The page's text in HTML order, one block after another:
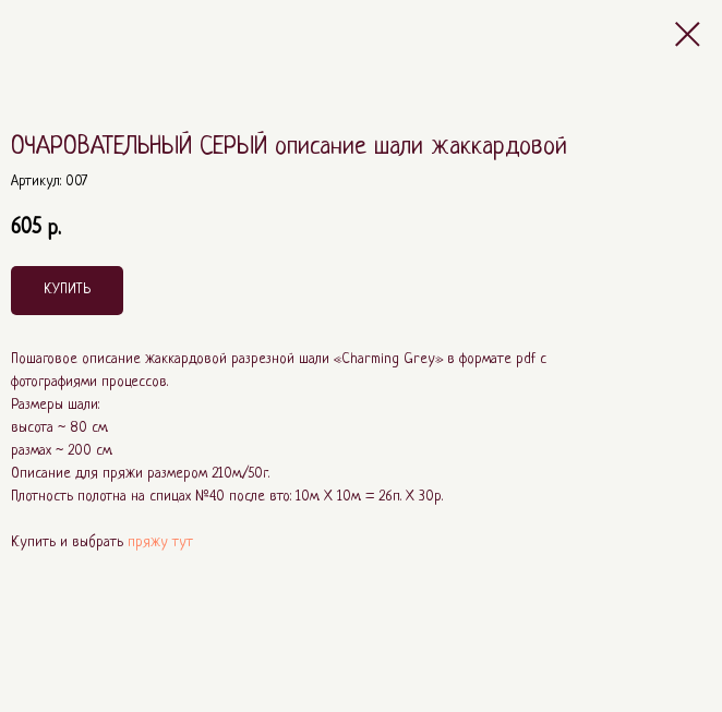
ОЧАРОВАТЕЛЬНЫЙ СЕРЫЙ описание шали жаккардовой
Артикул: 007
605 р.
КУПИТЬ
Пошаговое описание жаккардовой разрезной шали «Charming Grey» в формате pdf с
фотографиями процессов.
Размеры шали:
высота ~ 80 см.
размах ~ 200 см.
Описание для пряжи размером 210м./50г.
Плотность полотна на спицах №4.0 после вто: 10м. Х 10м. = 26п. Х 30р.
Купить и выбрать пряжу тут